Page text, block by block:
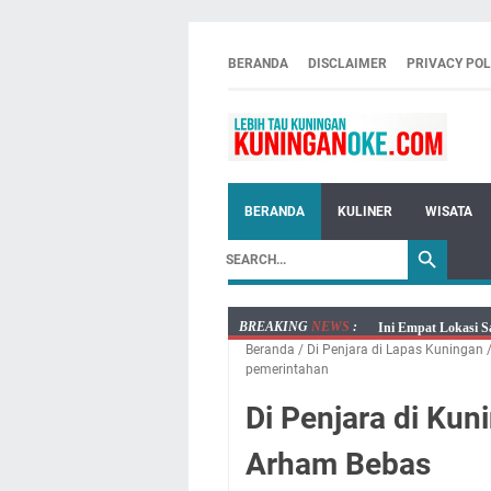
BERANDA DISCLAIMER PRIVACY
BERANDA KULINER WISATA
BREAKING NEWS :
Ini Empat Lokasi
Jumat 7 Agustus
Tetap Berjalan
Salat Lima Waktu
Menenangkan, Ini
Beranda / Di Penjara di Lapas Kuningan /
pemerintahan
Di Penjara di
Arham Bebas